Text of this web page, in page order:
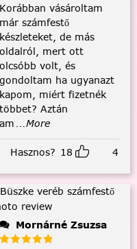
Korábban vásároltam
már számfestő
készleteket, de más
oldalról, mert ott
olcsóbb volt, és
gondoltam ha ugyanazt
kapom, miért fizetnék
többet? Aztán
am ...More
Hasznos? 18 4
Mornárné Zsuzsa